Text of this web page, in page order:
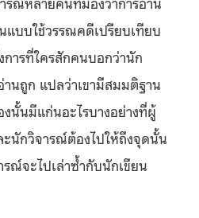
แบบใช้วรรณคดีเปรียบเทียบ
ารที่ใครสักคนบอกว่านัก
นถูก แปลว่าเขามีสมมติฐาน
งนั้นมีแก่นอะไรบางอย่างที่ผู้
ะนักวิจารณ์ต้องไปให้ถึงจุดนั้น
ณ์จะไปเล่าซ้ำกับนักเขียน